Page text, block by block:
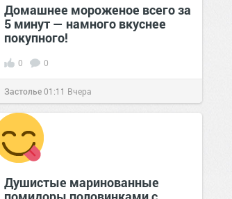
Домашнее мороженое всего за
5 минут — намного вкуснее
покупного!
0 0
Застолье01:11 Вчера
Душистые маринованные